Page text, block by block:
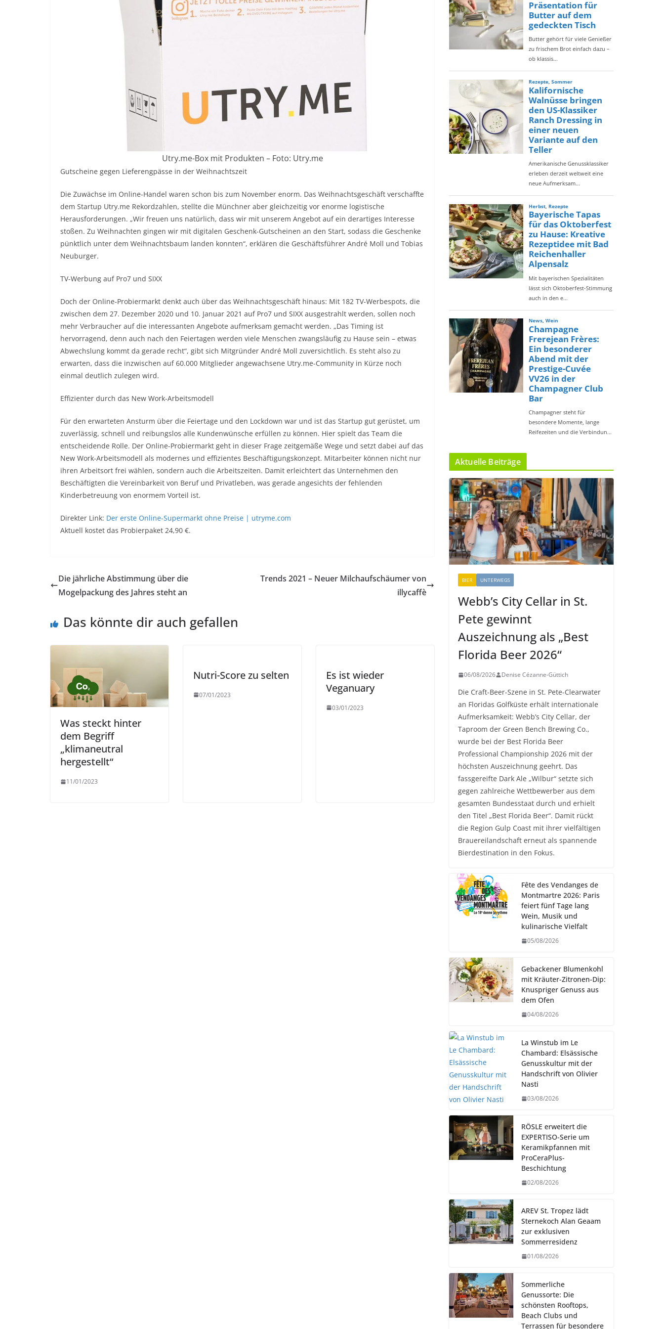
Utry.me-Box mit Produkten – Foto: Utry.me
Gutscheine gegen Lieferengpässe in der Weihnachtszeit
Die Zuwächse im Online-Handel waren schon bis zum November enorm. Das Weihnachtsgeschäft verschaffte
dem Startup Utry.me Rekordzahlen, stellte die Münchner aber gleichzeitig vor enorme logistische
Herausforderungen. „Wir freuen uns natürlich, dass wir mit unserem Angebot auf ein derartiges Interesse
stoßen. Zu Weihnachten gingen wir mit digitalen Geschenk-Gutscheinen an den Start, sodass die Geschenke
pünktlich unter dem Weihnachtsbaum landen konnten“, erklären die Geschäftsführer André Moll und Tobias
Neuburger.
TV-Werbung auf Pro7 und SIXX
Doch der Online-Probiermarkt denkt auch über das Weihnachtsgeschäft hinaus: Mit 182 TV-Werbespots, die
zwischen dem 27. Dezember 2020 und 10. Januar 2021 auf Pro7 und SIXX ausgestrahlt werden, sollen noch
mehr Verbraucher auf die interessanten Angebote aufmerksam gemacht werden. „Das Timing ist
hervorragend, denn auch nach den Feiertagen werden viele Menschen zwangsläufig zu Hause sein – etwas
Abwechslung kommt da gerade recht“, gibt sich Mitgründer André Moll zuversichtlich. Es steht also zu
erwarten, dass die inzwischen auf 60.000 Mitglieder angewachsene Utry.me-Community in Kürze noch
einmal deutlich zulegen wird.
Effizienter durch das New Work-Arbeitsmodell
Für den erwarteten Ansturm über die Feiertage und den Lockdown war und ist das Startup gut gerüstet, um
zuverlässig, schnell und reibungslos alle Kundenwünsche erfüllen zu können. Hier spielt das Team die
entscheidende Rolle. Der Online-Probiermarkt geht in dieser Frage zeitgemäße Wege und setzt dabei auf das
New Work-Arbeitsmodell als modernes und effizientes Beschäftigungskonzept. Mitarbeiter können nicht nur
ihren Arbeitsort frei wählen, sondern auch die Arbeitszeiten. Damit erleichtert das Unternehmen den
Beschäftigten die Vereinbarkeit von Beruf und Privatleben, was gerade angesichts der fehlenden
Kinderbetreuung von enormem Vorteil ist.
Direkter Link: Der erste Online-Supermarkt ohne Preise | utryme.com
Aktuell kostet das Probierpaket 24,90 €.
Die jährliche Abstimmung über die
Mogelpackung des Jahres steht an
Trends 2021 – Neuer Milchaufschäumer von
illycaffè
Das könnte dir auch gefallen
Was steckt hinter
dem Begriff
„klimaneutral
hergestellt“
11/01/2023
Nutri-Score zu selten
07/01/2023
Es ist wieder
Veganuary
03/01/2023
Aktuelle Beiträge
BIER UNTERWEGS
Webb’s City Cellar in St.
Pete gewinnt
Auszeichnung als „Best
Florida Beer 2026“
06/08/2026 Denise Cézanne-Güttich
Die Craft-Beer-Szene in St. Pete-Clearwater
an Floridas Golfküste erhält internationale
Aufmerksamkeit: Webb’s City Cellar, der
Taproom der Green Bench Brewing Co.,
wurde bei der Best Florida Beer
Professional Championship 2026 mit der
höchsten Auszeichnung geehrt. Das
fassgereifte Dark Ale „Wilbur“ setzte sich
gegen zahlreiche Wettbewerber aus dem
gesamten Bundesstaat durch und erhielt
den Titel „Best Florida Beer“. Damit rückt
die Region Gulp Coast mit ihrer vielfältigen
Brauereilandschaft erneut als spannende
Bierdestination in den Fokus.
Fête des Vendanges de
Montmartre 2026: Paris
feiert fünf Tage lang
Wein, Musik und
kulinarische Vielfalt
05/08/2026
Gebackener Blumenkohl
mit Kräuter-Zitronen-Dip:
Knuspriger Genuss aus
dem Ofen
04/08/2026
La Winstub im Le
Chambard: Elsässische
Genusskultur mit der
Handschrift von Olivier
Nasti
03/08/2026
RÖSLE erweitert die
EXPERTISO-Serie um
Keramikpfannen mit
ProCeraPlus-
Beschichtung
02/08/2026
AREV St. Tropez lädt
Sternekoch Alan Geaam
zur exklusiven
Sommerresidenz
01/08/2026
Sommerliche
Genussorte: Die
schönsten Rooftops,
Beach Clubs und
Terrassen für besondere